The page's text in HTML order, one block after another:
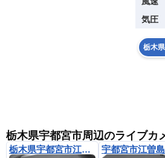
気圧
栃木
栃木県宇都宮市周辺のライブカ
栃木県宇都宮市江曽島町 宇都宮市江曽